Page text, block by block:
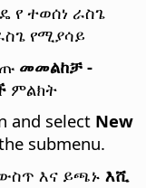
የ ተወሰነ ራስጌ
የሚያሳይ
መመልከቻ -
ምልክት
and select New
submenu.
እና ይጫኑ እሺ